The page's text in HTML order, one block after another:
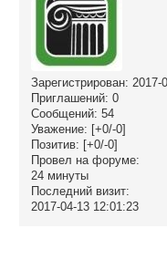
Зарегистрирован: 2017-
Приглашений: 0
Сообщений: 54
Уважение: [+0/-0]
Позитив: [+0/-0]
Провел на форуме:
24 минуты
Последний визит:
2017-04-13 12:01:23